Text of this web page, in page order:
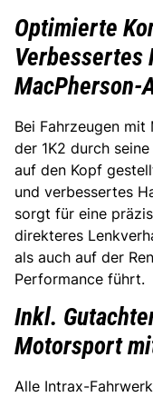
Optimierte
Verbessertes
MacPherson-
Bei Fahrzeugen
der 1K2 durch
auf den Kopf
und verbessertes
sorgt für eine
direkteres
als auch auf der
Performance führt.
Inkl.
Motorsport
Alle Intrax-